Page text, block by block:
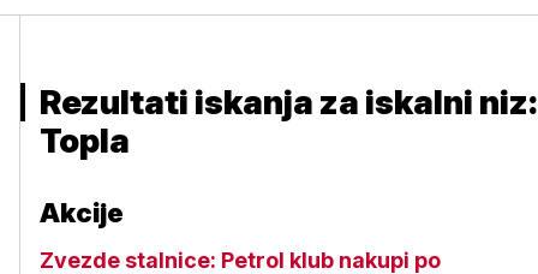
Rezultati iskanja za iskalni niz:
Topla
Akcije
Zvezde stalnice: Petrol klub nakupi po